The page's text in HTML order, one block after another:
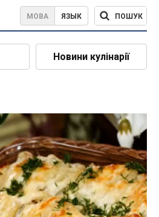
МОВА ЯЗЫК ПОШУК
Новини кулінарії